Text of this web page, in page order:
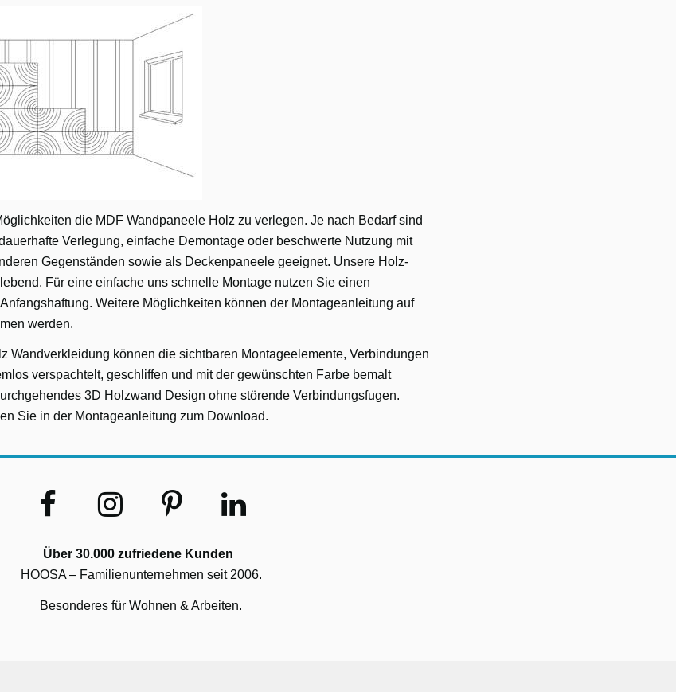
die MDF Wandpaneele Holz zu verlegen. Je nach Bedarf sind
Verlegung, einfache Demontage oder beschwerte Nutzung mit
Gegenständen sowie als Deckenpaneele geeignet. Unsere Holz-
Für eine einfache uns schnelle Montage nutzen Sie einen
Weitere Möglichkeiten können der Montageanleitung auf
werden.
Wandverkleidung können die sichtbaren Montageelemente, Verbindungen
verspachtelt, geschliffen und mit der gewünschten Farbe bemalt
3D Holzwand Design ohne störende Verbindungsfugen.
Sie in der Montageanleitung zum Download.
Über 30.000 zufriedene Kunden
HOOSA – Familienunternehmen seit 2006.
Besonderes für Wohnen & Arbeiten.